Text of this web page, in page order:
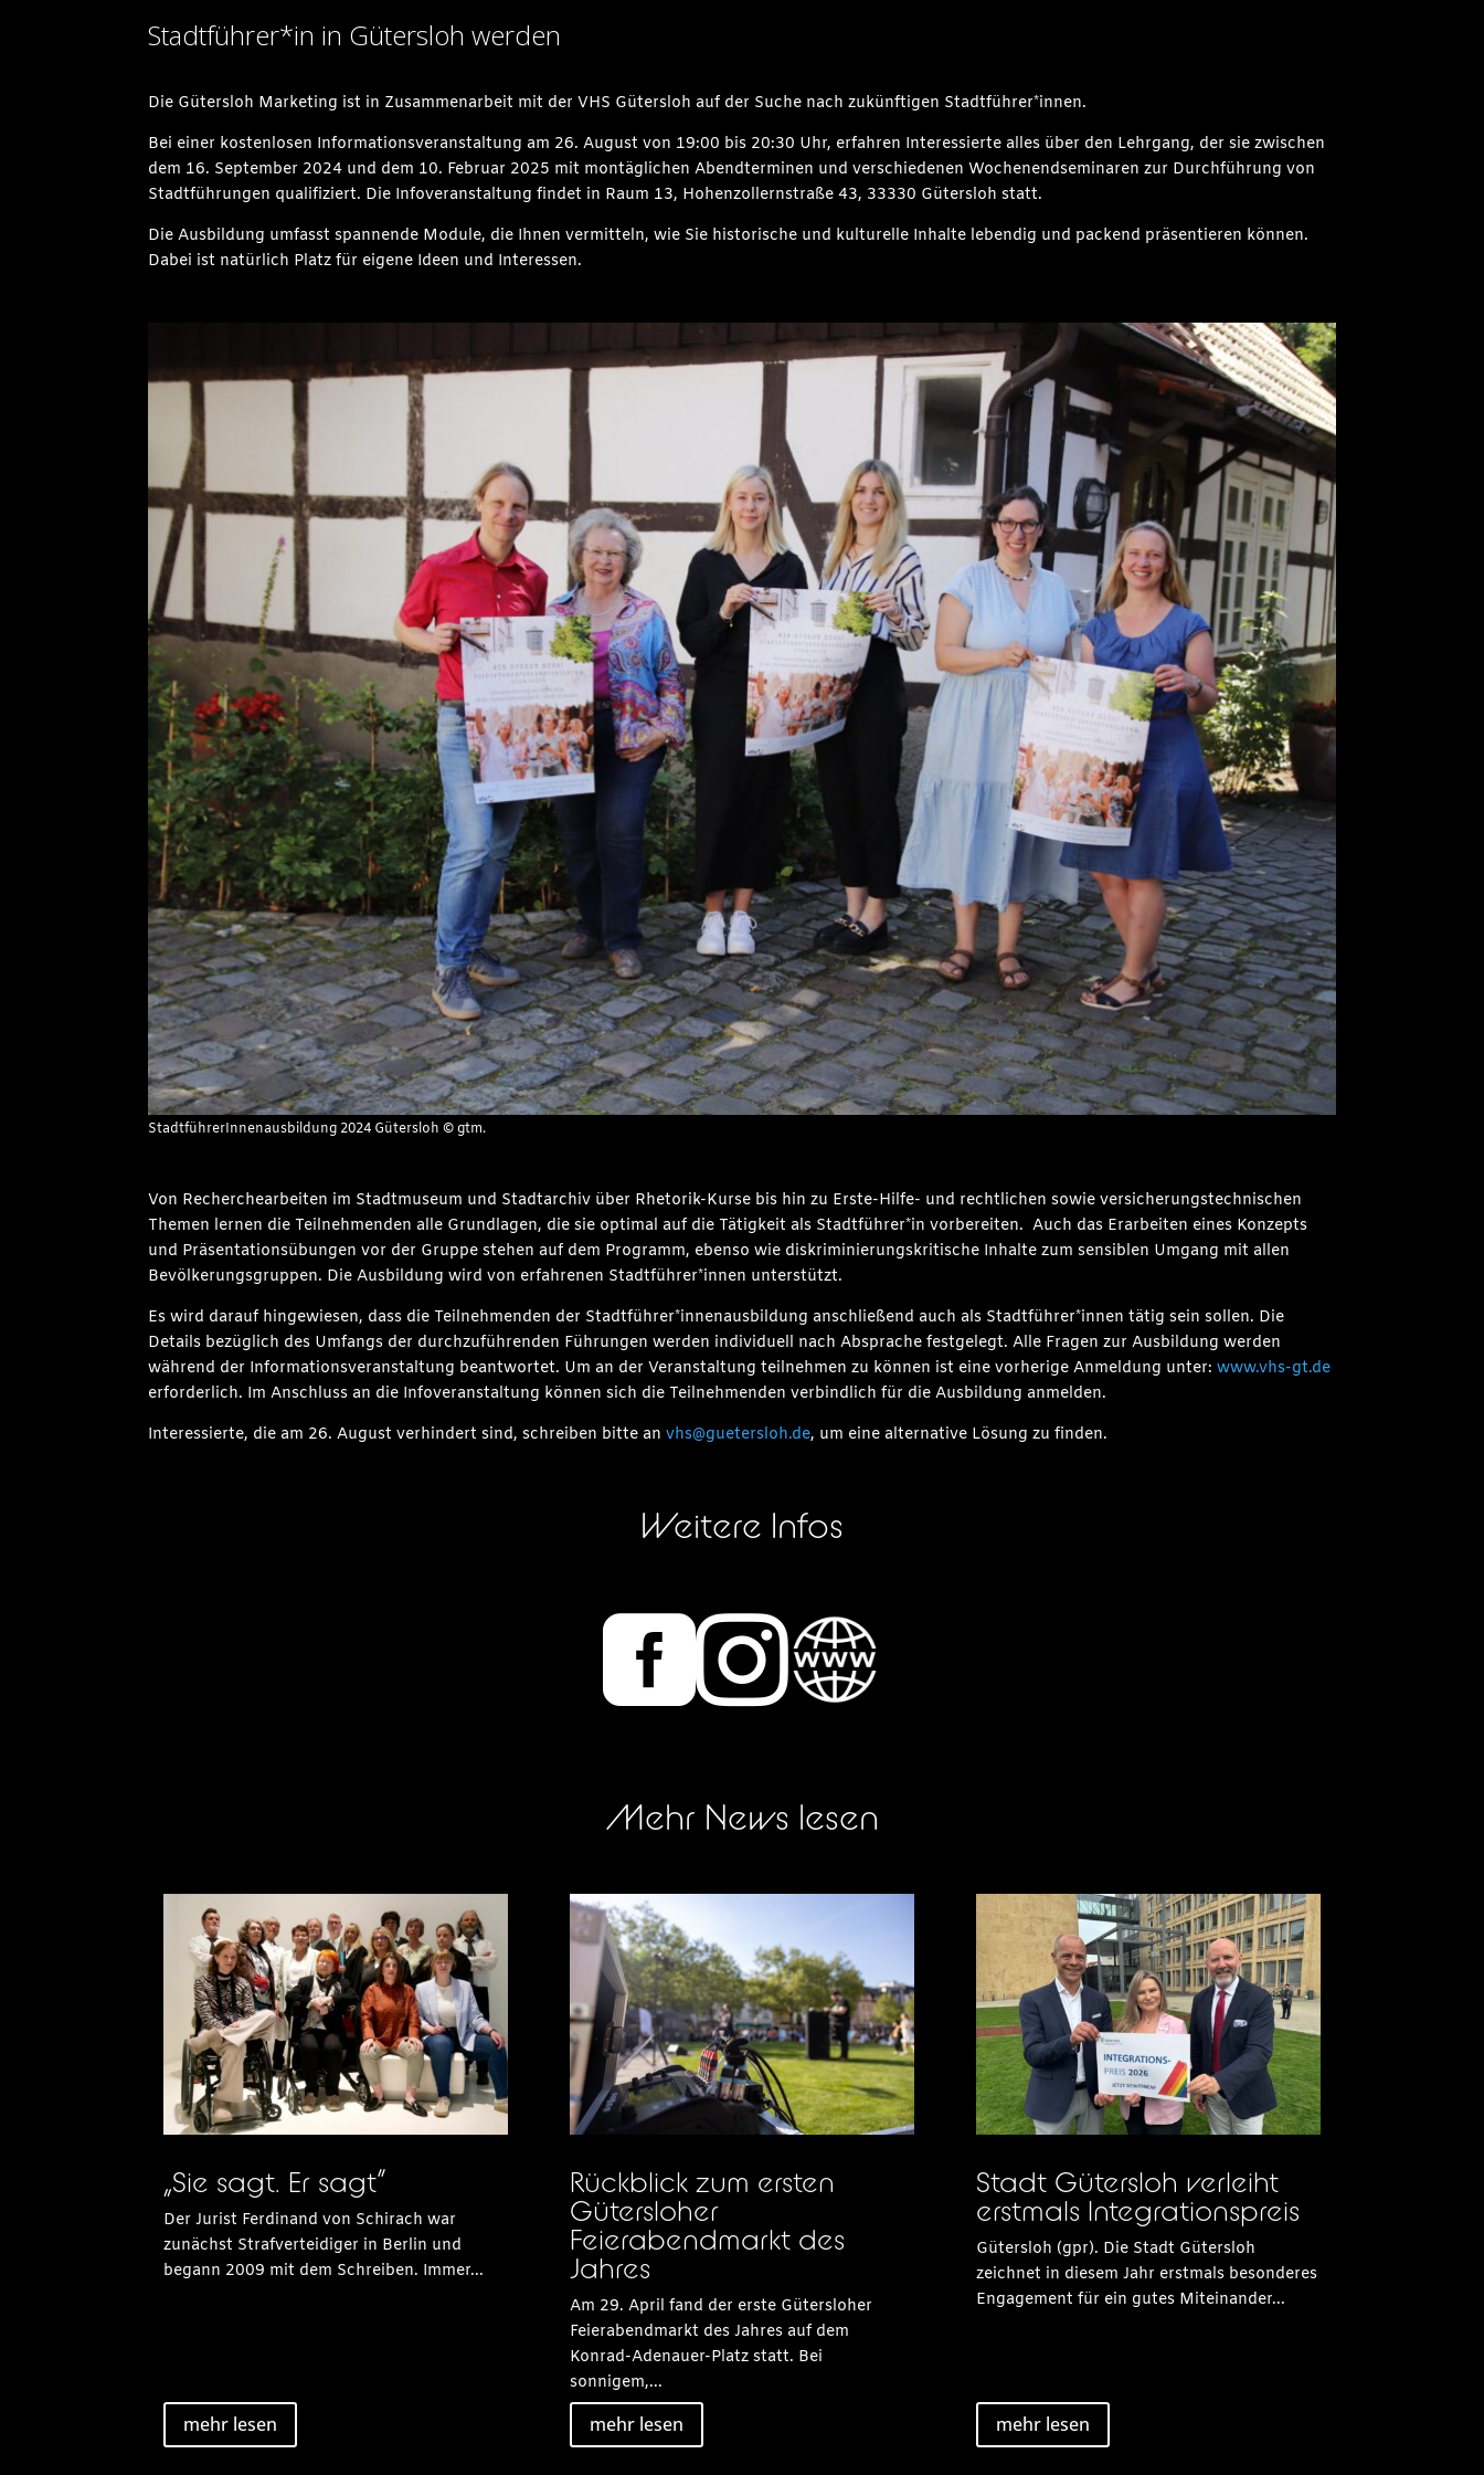
Stadtführer*in in Gütersloh werden
Die Gütersloh Marketing ist in Zusammenarbeit mit der VHS Gütersloh auf der Suche nach zukünftigen Stadtführer*innen.
Bei einer kostenlosen Informationsveranstaltung am 26. August von 19:00 bis 20:30 Uhr, erfahren Interessierte alles über den Lehrgang, der sie zwischen
dem 16. September 2024 und dem 10. Februar 2025 mit montäglichen Abendterminen und verschiedenen Wochenendseminaren zur Durchführung von
Stadtführungen qualifiziert. Die Infoveranstaltung findet in Raum 13, Hohenzollernstraße 43, 33330 Gütersloh statt.
Die Ausbildung umfasst spannende Module, die Ihnen vermitteln, wie Sie historische und kulturelle Inhalte lebendig und packend präsentieren können.
Dabei ist natürlich Platz für eigene Ideen und Interessen.
StadtführerInnenausbildung 2024 Gütersloh © gtm.
Von Recherchearbeiten im Stadtmuseum und Stadtarchiv über Rhetorik-Kurse bis hin zu Erste-Hilfe- und rechtlichen sowie versicherungstechnischen
Themen lernen die Teilnehmenden alle Grundlagen, die sie optimal auf die Tätigkeit als Stadtführer*in vorbereiten. Auch das Erarbeiten eines Konzepts
und Präsentationsübungen vor der Gruppe stehen auf dem Programm, ebenso wie diskriminierungskritische Inhalte zum sensiblen Umgang mit allen
Bevölkerungsgruppen. Die Ausbildung wird von erfahrenen Stadtführer*innen unterstützt.
Es wird darauf hingewiesen, dass die Teilnehmenden der Stadtführer*innenausbildung anschließend auch als Stadtführer*innen tätig sein sollen. Die
Details bezüglich des Umfangs der durchzuführenden Führungen werden individuell nach Absprache festgelegt. Alle Fragen zur Ausbildung werden
während der Informationsveranstaltung beantwortet. Um an der Veranstaltung teilnehmen zu können ist eine vorherige Anmeldung unter:www.vhs-gt.de
erforderlich. Im Anschluss an die Infoveranstaltung können sich die Teilnehmenden verbindlich für die Ausbildung anmelden.
Interessierte, die am 26. August verhindert sind, schreiben bitte anvhs@guetersloh.de, um eine alternative Lösung zu finden.
Weitere Infos

Mehr News lesen
„Sie sagt. Er sagt“
Der Jurist Ferdinand von Schirach war
zunächst Strafverteidiger in Berlin und
begann 2009 mit dem Schreiben. Immer...
mehr lesen
Rückblick zum ersten
Gütersloher
Feierabendmarkt des
Jahres
Am 29. April fand der erste Gütersloher
Feierabendmarkt des Jahres auf dem
Konrad-Adenauer-Platz statt. Bei
sonnigem,...
mehr lesen
Stadt Gütersloh verleiht
erstmals Integrationspreis
Gütersloh (gpr). Die Stadt Gütersloh
zeichnet in diesem Jahr erstmals besonderes
Engagement für ein gutes Miteinander...
mehr lesen